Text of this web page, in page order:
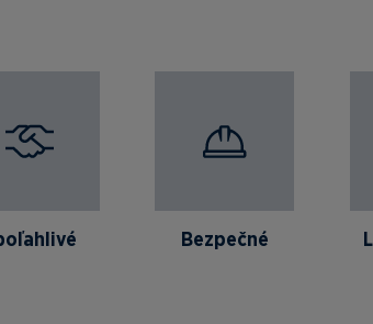
Bezpečné